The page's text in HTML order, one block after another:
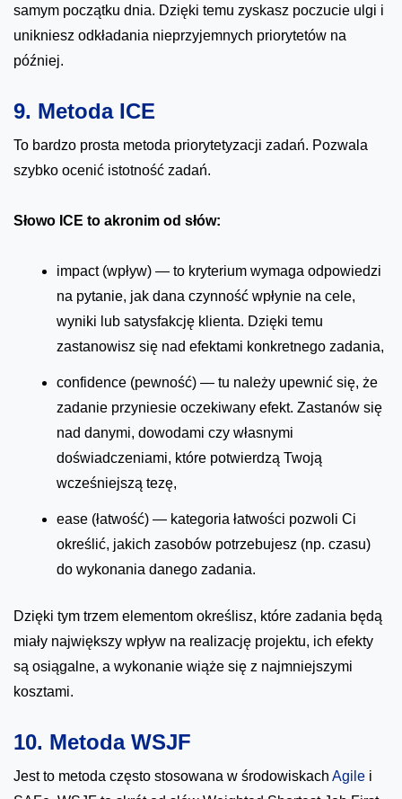
samym początku dnia. Dzięki temu zyskasz poczucie ulgi i
unikniesz odkładania nieprzyjemnych priorytetów na
później.
9. Metoda ICE
To bardzo prosta metoda priorytetyzacji zadań. Pozwala
szybko ocenić istotność zadań.
Słowo ICE to akronim od słów:
impact (wpływ) — to kryterium wymaga odpowiedzi
na pytanie, jak dana czynność wpłynie na cele,
wyniki lub satysfakcję klienta. Dzięki temu
zastanowisz się nad efektami konkretnego zadania,
confidence (pewność) — tu należy upewnić się, że
zadanie przyniesie oczekiwany efekt. Zastanów się
nad danymi, dowodami czy własnymi
doświadczeniami, które potwierdzą Twoją
wcześniejszą tezę,
ease (łatwość) — kategoria łatwości pozwoli Ci
określić, jakich zasobów potrzebujesz (np. czasu)
do wykonania danego zadania.
Dzięki tym trzem elementom określisz, które zadania będą
miały największy wpływ na realizację projektu, ich efekty
są osiągalne, a wykonanie wiąże się z najmniejszymi
kosztami.
10. Metoda WSJF
Jest to metoda często stosowana w środowiskach Agile i